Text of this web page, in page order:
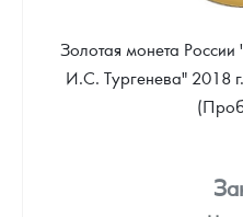
Золотая монета
И.С. Тургенева" 2018